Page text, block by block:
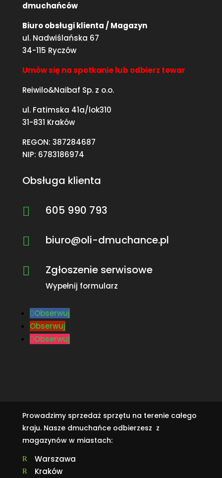
dmuchańców
Biuro obsługi klienta / Magazyn
ul. Nadwiślańska 67
34-115 Ryczów
Umów się na spotkanie lub odbierz towar
Reiwilo&Naibaf Sp. z o.o.
ul. Fatimska 41a/lok310
31-831 Kraków
REGON: 387284687
NIP: 6783186974
Obsługa klienta
 605 990 793
 biuro@oli-dmuchance.pl
 Zgłoszenie serwisowe
Wypełnij formularz
Obserwuj
Obserwuj
Obserwuj
Prowadzimy sprzedaż sprzętu na terenie całego
kraju. Nasze dmuchańce odbierzesz z
magazynów w miastach:
R Warszawa
R Kraków